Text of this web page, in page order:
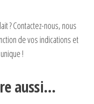
? Contactez-nous, nous
de vos indications et
!
aussi…